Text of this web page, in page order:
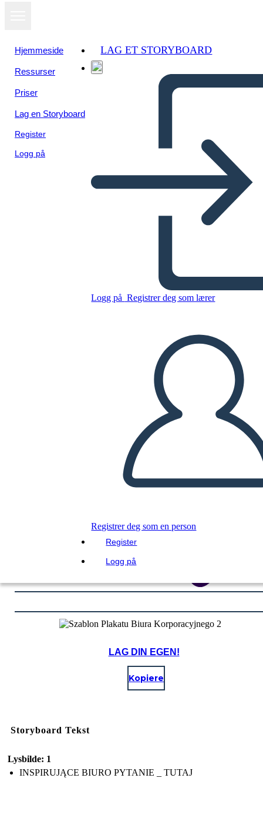
Hjemmeside
Ressurser
Priser
Lag en Storyboard
Register
Logg på
LAG ET STORYBOARD
Logg på Registrer deg som lærer
Registrer deg som en person
Register
Logg på
Szablon Plakatu Biura
Kopier dette storyboardet
LAGE ET STORYBOARD
LES FOR MEG
LAG DIN EGEN!
Kopiere
Storyboard Tekst
Lysbilde: 1
INSPIRUJĄCE BIURO PYTANIE _ TUTAJ